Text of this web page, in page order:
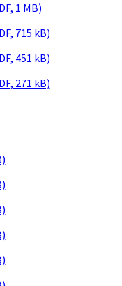
1 MB)
715 kB)
451 kB)
271 kB)